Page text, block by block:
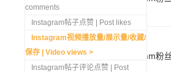
1298 Instagram粉
comments
Instagram帖子点赞 | Post likes
Instagram视频播放量/展示量/收藏/
保存 | Video views
Instagram帖子评论点赞 | Post